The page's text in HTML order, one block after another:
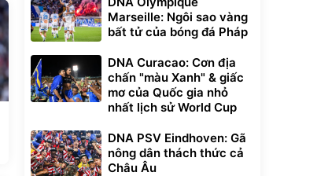
Marseille: Ngôi sao vàng
bất tử của bóng đá Pháp
DNA Curacao: Cơn địa
chấn "màu Xanh" & giấc
mơ của Quốc gia nhỏ
nhất lịch sử World Cup
DNA PSV Eindhoven: Gã
nông dân thách thức cả
Châu Âu